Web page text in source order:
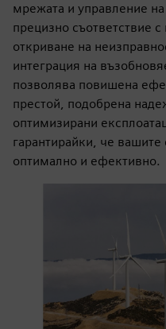
мрежата и управление
прецизно съответствие
откриване на
интеграция на
позволява повишена
престой, подобрена
оптимизирани
гарантирайки, че
оптимално и ефективно.